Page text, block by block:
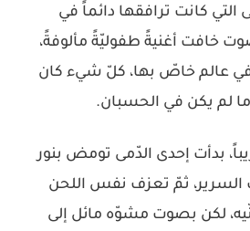
كانت ترافقها دائماً في
خافت أغنيةً طفوليّةً مألوفةً،
عالم خاصّ بها، كلّ شيء كان
لم يكن في الحسبان.
بدأت إحدى الدّمى تومض بنور
ثمّ تعزف نفس اللحن
لكن بصوت مشوّه مائل إلى